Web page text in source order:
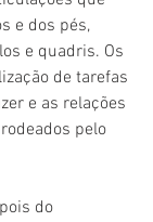
e dos pés,
e quadris. Os
de tarefas
e as relações
pelo
do